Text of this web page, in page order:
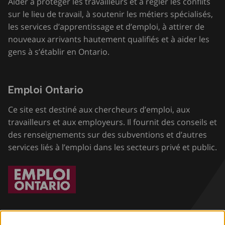
sur le lieu de travail, à soutenir les métiers spécialisés,
les services d’apprentissage et d’emploi, à attirer de
nouveaux arrivants hautement qualifiés et à aider les
gens à s’établir en Ontario.
Emploi Ontario
Ce site est destiné aux chercheurs d’emploi, aux
travailleurs et aux employeurs. Il fournit des conseils et
des renseignements sur des subventions et d’autres
services liés à l’emploi dans les secteurs privé et public.